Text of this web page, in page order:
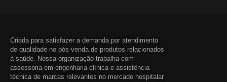
Criada para satisfazer a demanda por atendimento
de qualidade no pós-venda de produtos relacionados
à saúde. Nossa organização trabalha com
assessoria em engenharia clínica e assistência
técnica de marcas relevantes no mercado hospitalar